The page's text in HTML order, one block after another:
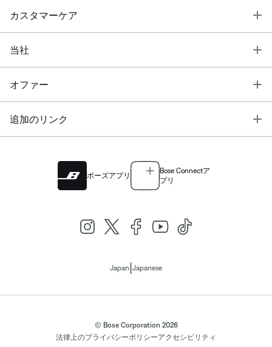
カスタマーケア
当社
オファー
追加のリンク
ボーズアプリ
Bose Connectア
プリ
Japan Japanese
© Bose Corporation 2026
法律上のプライバシーポリシーアクセシビリティ